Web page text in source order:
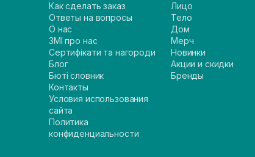
Как сделать заказ
Ответы на вопросы
О нас
ЗМІ про нас
Сертифікати та нагороди
Блог
Бюті словник
Контакты
Условия использования
сайта
Политика
конфиденциальности
Лицо
Тело
Дом
Мерч
Новинки
Акции и скидки
Бренды